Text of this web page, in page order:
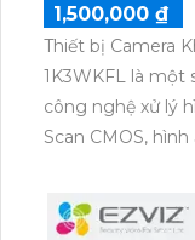
1,500,000 ₫
Thiết bị Camera
1K3WKFL là
công nghệ xử lý
Scan CMOS,
Hồng Ngoại với
quan sát trong